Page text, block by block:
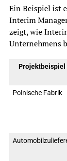
Ein Beispiel ist
Interim
zeigt, wie
Unternehmens
Projektbeispiel
Polnische Fabrik